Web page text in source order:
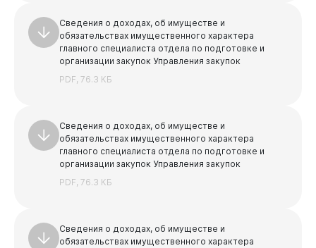
Документы
культуры
Учреждения, подведомственные Комитету
образования и науки
Сведения о доходах, об имуществе и
обязательствах имущественного характера
главного специалиста отдела по подготовке и
организации закупок Управления закупок
PDF, 76.3 КБ
Сведения о доходах, об имуществе и
обязательствах имущественного характера
главного специалиста отдела по подготовке и
организации закупок Управления закупок
PDF, 76.3 КБ
Сведения о доходах, об имуществе и
обязательствах имущественного характера